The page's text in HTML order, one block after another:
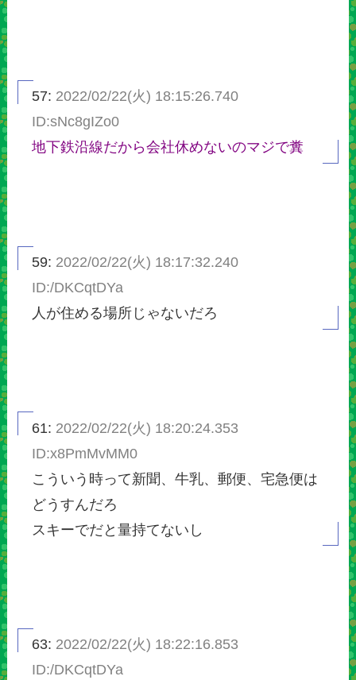
57: 2022/02/22(火) 18:15:26.740
ID:sNc8gIZo0
地下鉄沿線だから会社休めないのマジで糞
59: 2022/02/22(火) 18:17:32.240
ID:/DKCqtDYa
人が住める場所じゃないだろ
61: 2022/02/22(火) 18:20:24.353
ID:x8PmMvMM0
こういう時って新聞、牛乳、郵便、宅急便は
どうすんだろ
スキーでだと量持てないし
63: 2022/02/22(火) 18:22:16.853
ID:/DKCqtDYa